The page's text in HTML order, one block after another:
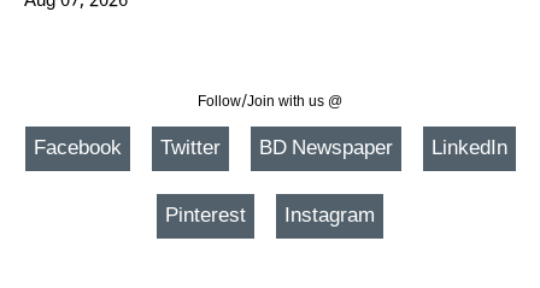
Follow/Join with us @
Facebook Twitter BD Newspaper LinkedIn
Pinterest Instagram